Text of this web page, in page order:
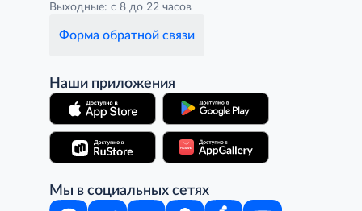
Выходные: с 8 до 22 часов
Форма обратной связи
Наши приложения
Мы в социальных сетях